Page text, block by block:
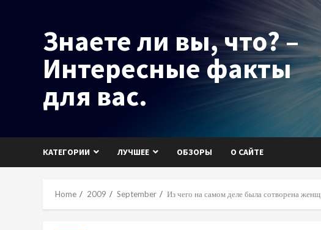
Знаете ли вы, что? –
Интересные факты
для вас.
КАТЕГОРИИ ЛУЧШЕЕ ОБЗОРЫ О САЙТЕ
Home 2009 September Из чего на самом деле была сотворена